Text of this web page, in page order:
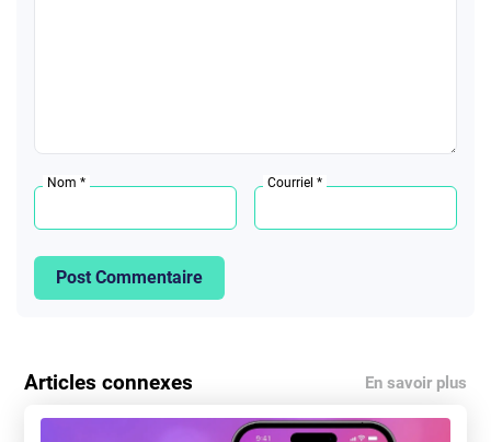
Nom * Courriel *
Post Commentaire
Articles connexes En savoir plus